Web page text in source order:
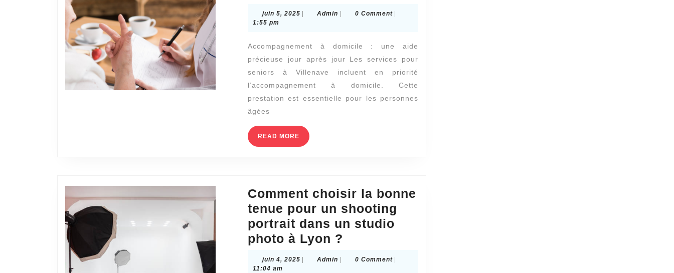
t-
une
rotation
?
pour
seniors
Villenave
?
juin 5, 2025 juin
| Admin Admin
| 0 Comment |
1:55 pm
Accompagnement à domicile : une aide
précieuse jour après jour Les services pour
seniors à Villenave incluent en priorité
l’accompagnement à domicile. Cette
prestation est essentielle pour les personnes
âgées
READ MORE READ
MORE
Comment choisir la bonne
tenue pour un shooting
portrait dans un studio
photo à Lyon ?
juin 4, 2025 juin
Admin Admin0 Comment
11:04 am